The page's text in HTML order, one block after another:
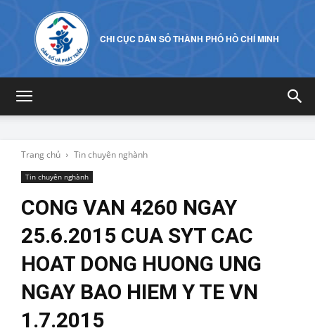
CHI CỤC DÂN SỐ THÀNH PHỐ HỒ CHÍ MINH
Trang chủ Tin chuyên nghành
Tin chuyên nghành
CONG VAN 4260 NGAY
25.6.2015 CUA SYT CAC
HOAT DONG HUONG UNG
NGAY BAO HIEM Y TE VN
1.7.2015